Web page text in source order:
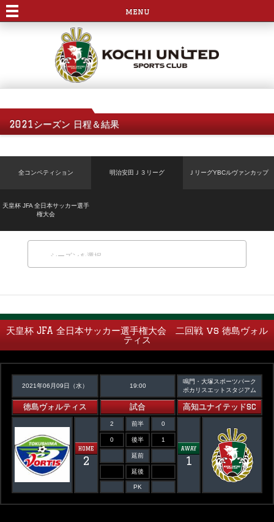
menu
2021シーズン 日程＆結果
全コンペティション 明治安田Ｊ３リーグ ＪリーグYBCルヴァンカップ
天皇杯 JFA 全日本サッカー選手
権大会
天皇杯 JFA 全日本サッカー選手権大会 二回戦 vs 徳島ヴォル
ティス
2021年06月09日（水） 19:00
鳴門・大塚スポーツパーク
ポカリスエットスタジアム
徳島ヴォルティス 試合 高知ユナイテッドSC
HOME
2
2 前半 0
AWAY
1
0 後半 1
延前
延後
PK